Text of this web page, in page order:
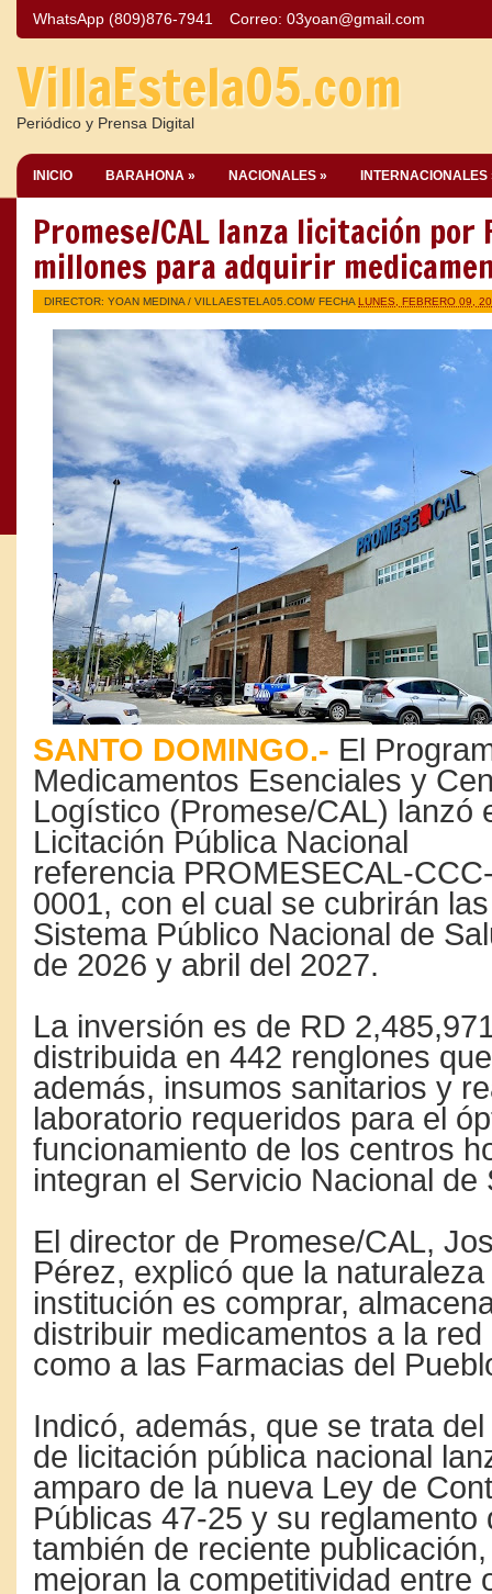
WhatsApp (809)876-7941 Correo: 03yoan@gmail.com
VillaEstela05.com
Periódico y Prensa Digital
INICIO BARAHONA » NACIONALES » INTERNACIONALES
Promese/CAL lanza licitación por
millones para adquirir
DIRECTOR: YOAN MEDINA / VILLAESTELA05.COM/ FECHA LUNES, FEBRERO 09,
SANTO DOMINGO.- El
Medicamentos Esenciales y
Logístico (Promese/CAL) lanzó
Licitación Pública Nacional
referencia PROMESECAL-
0001, con el cual se cubrirán
Sistema Público Nacional de
de 2026 y abril del 2027.
La inversión es de RD
distribuida en 442 renglones
además, insumos sanitarios y
laboratorio requeridos para el
funcionamiento de los centros
integran el Servicio Nacional de
El director de Promese/CAL,
Pérez, explicó que la
institución es comprar,
distribuir medicamentos a la
como a las Farmacias del
Indicó, además, que se trata
de licitación pública nacional
amparo de la nueva Ley de
Públicas 47-25 y su reglamento
también de reciente
mejoran la competitividad entre